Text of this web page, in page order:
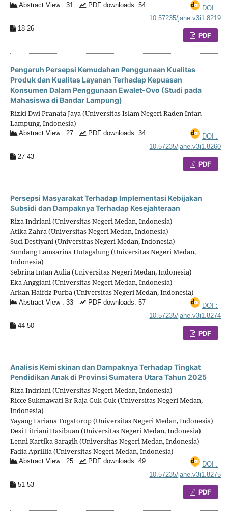
Abstract View : 31 PDF downloads: 54
DOI :
10.57235/jahe.v3i1.8219
18-26
PDF
Pengaruh Persepsi Kemudahan Penggunaan Kualitas
Produk dan Kualitas Layanan Terhadap Kepuasan
Konsumen Dalam Penggunaan Ewalet-Ovo (Studi pada
Mahasiswa di Bandar Lampung)
Rizki Dwi Pranata Jaya (Universitas Islam Negeri Raden Intan
Lampung, Indonesia)
Abstract View : 27 PDF downloads: 34
DOI :
10.57235/jahe.v3i1.8260
27-43
PDF
Persepsi Masyarakat Terhadap Implementasi Kebijakan
Subsidi dan Dampaknya Terhadap Kesejahteraan
Riza Indriani (Universitas Negeri Medan, Indonesia)
Atika Zahra (Universitas Negeri Medan, Indonesia)
Suci Destiyani (Universitas Negeri Medan, Indonesia)
Sondang Lamsarina Hutagalung (Universitas Negeri Medan,
Indonesia)
Sebrina Intan Aulia (Universitas Negeri Medan, Indonesia)
Eka Anggiani (Universitas Negeri Medan, Indonesia)
Arkan Haifdz Purba (Universitas Negeri Medan, Indonesia)
Abstract View : 33 PDF downloads: 57
DOI :
10.57235/jahe.v3i1.8274
44-50
PDF
Analisis Kemiskinan dan Dampaknya Terhadap Tingkat
Pendidikan Anak di Provinsi Sumatera Utara Tahun 2025
Riza Indriani (Universitas Negeri Medan, Indonesia)
Ricce Sukmawati Br Raja Guk Guk (Universitas Negeri Medan,
Indonesia)
Yayang Fariana Togatorop (Universitas Negeri Medan, Indonesia)
Desi Fitriani Hasibuan (Universitas Negeri Medan, Indonesia)
Lenni Kartika Saragih (Universitas Negeri Medan, Indonesia)
Fadia Aprillia (Universitas Negeri Medan, Indonesia)
Abstract View : 25 PDF downloads: 49
DOI :
10.57235/jahe.v3i1.8275
51-53
PDF